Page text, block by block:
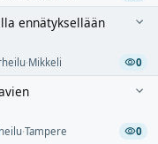
ennätyksellään
·Mikkeli 0
·Tampere 0